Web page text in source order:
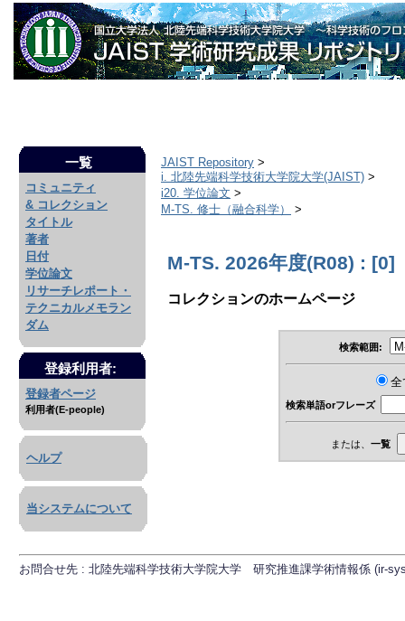
一覧
コミュニティ
& コレクション
タイトル
著者
日付
学位論文
リサーチレポート・
テクニカルメモラン
ダム
登録利用者:
登録者ページ
利用者(E-people)
ヘルプ
当システムについて
JAIST Repository >
i. 北陸先端科学技術大学院大学(JAIST) >
i20. 学位論文 >
M-TS. 修士（融合科学）
>
M-TS. 2026年度(R08) : [0]
コレクションのホームページ
検索範囲:
検索単語orフレーズ
または、 一覧
お問合せ先 : 北陸先端科学技術大学院大学 研究推進課学術情報係 (ir-